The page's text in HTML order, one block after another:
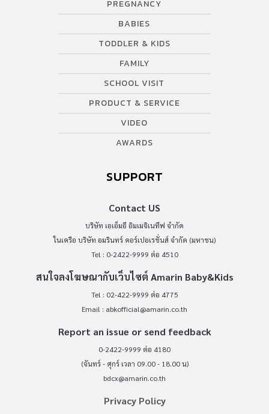
PREGNANCY
BABIES
TODDLER & KIDS
FAMILY
SCHOOL VISIT
PRODUCT & SERVICE
VIDEO
AWARDS
SUPPORT
Contact US
บริษัท เอเอ็มอี อิมเมจิเนทีฟ จำกัด
ในเครือ บริษัท อมรินทร์ คอร์เปอเรชั่นส์ จำกัด (มหาชน)
Tel : 0-2422-9999 ต่อ 4510
สนใจลงโฆษณากับเว็บไซต์ Amarin Baby&Kids
Tel : 02-422-9999 ต่อ 4775
Email : abkofficial@amarin.co.th
Report an issue or send feedback
0-2422-9999 ต่อ 4180
(จันทร์ - ศุกร์ เวลา 09.00 - 18.00 น)
bdcx@amarin.co.th
Privacy Policy